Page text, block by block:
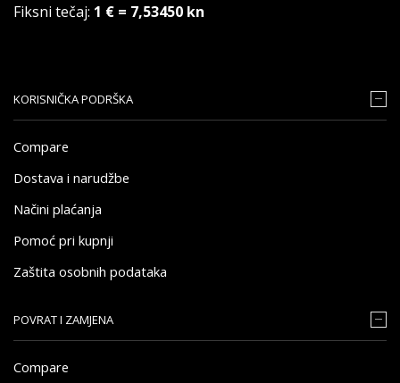
Fiksni tečaj: 1 € = 7,53450 kn
KORISNIČKA PODRŠKA
Compare
Dostava i narudžbe
Načini plaćanja
Pomoć pri kupnji
Zaštita osobnih podataka
POVRAT I ZAMJENA
Compare